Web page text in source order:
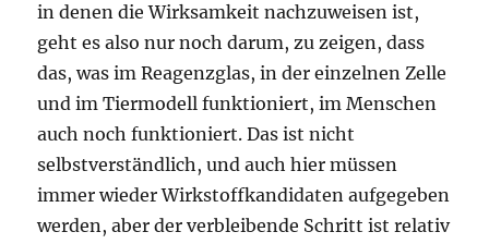
in denen die Wirksamkeit nachzuweisen ist,
geht es also nur noch darum, zu zeigen, dass
das, was im Reagenzglas, in der einzelnen Zelle
und im Tiermodell funktioniert, im Menschen
auch noch funktioniert. Das ist nicht
selbstverständlich, und auch hier müssen
immer wieder Wirkstoffkandidaten aufgegeben
werden, aber der verbleibende Schritt ist relativ